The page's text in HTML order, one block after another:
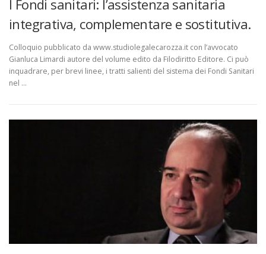
I Fondi sanitari: l’assistenza sanitaria
integrativa, complementare e sostitutiva.
Colloquio pubblicato da www.studiolegalecarozza.it con l’avvocato
Gianluca Limardi autore del volume edito da Filodiritto Editore. Ci può
inquadrare, per brevi linee, i tratti salienti del sistema dei Fondi Sanitari
nel …